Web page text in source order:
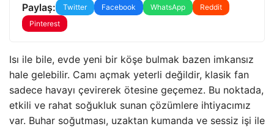
Paylaş: Twitter Facebook WhatsApp
Reddit
Pinterest
Isı ile bile, evde yeni bir köşe bulmak bazen imkansız
hale gelebilir. Camı açmak yeterli değildir, klasik fan
sadece havayı çevirerek ötesine geçemez. Bu noktada,
etkili ve rahat soğukluk sunan çözümlere ihtiyacımız
var. Buhar soğutması, uzaktan kumanda ve sessiz işi ile